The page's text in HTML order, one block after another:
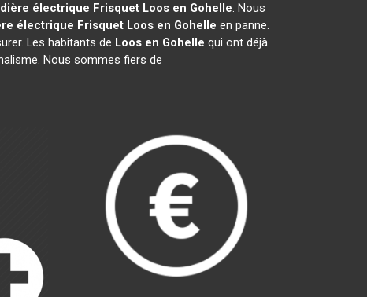
électrique Frisquet Loos en Gohelle. Nous
électrique Frisquet Loos en Gohelle en panne.
Les habitants de Loos en Gohelle qui ont déjà
Nous sommes fiers de